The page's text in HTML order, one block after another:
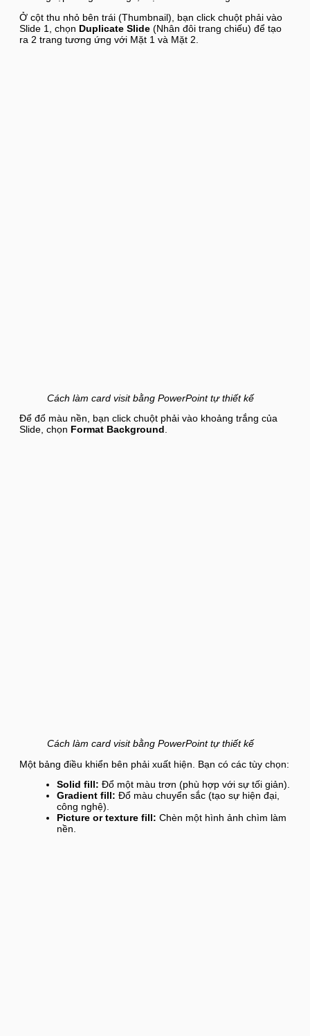
Ở cột thu nhỏ bên trái (Thumbnail), bạn click chuột phải vào
Slide 1, chọn Duplicate Slide (Nhân đôi trang chiếu) để tạo
ra 2 trang tương ứng với Mặt 1 và Mặt 2.
Cách làm card visit bằng PowerPoint tự thiết kế
Để đổ màu nền, bạn click chuột phải vào khoảng trắng của
Slide, chọn Format Background .
Cách làm card visit bằng PowerPoint tự thiết kế
Một bảng điều khiển bên phải xuất hiện. Bạn có các tùy chọn:
Solid fill: Đổ một màu trơn (phù hợp với sự tối giản).
Gradient fill: Đổ màu chuyển sắc (tạo sự hiện đại,
công nghệ).
Picture or texture fill: Chèn một hình ảnh chìm làm
nền.